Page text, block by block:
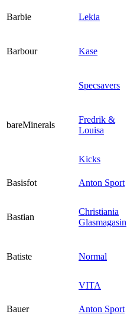
Barbie Lekia
Barbour Kase
Specsavers
bareMinerals
Fredrik &
Louisa
Kicks
Basisfot
Anton Sport
Bastian
Christiania
Glasmagasin
Batiste Normal
VITA
Bauer
Anton Sport